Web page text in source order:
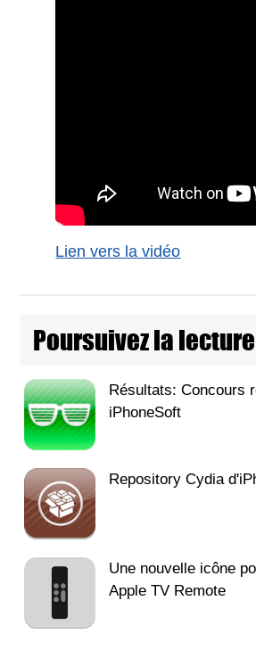
Lien vers la vidéo
Poursuivez la lecture
Résultats: Concours
iPhoneSoft
Repository Cydia
Une nouvelle icône
Apple TV Remote